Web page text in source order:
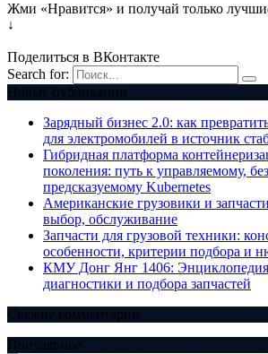
Жми «Нравится» и получай только
↓
Поделиться в ВКонтакте
Search for:
Новые публикации
Зарядный бизнес 2.0: как
для электромобилей в источник
Гибридная платформа
поколения: путь к управляемому,
предсказуемому Kubernetes
Американские грузовики и
выбор, обслуживание
Запчасти для грузовой техники:
особенности, критерии подбора и
КМУ Донг Янг 1406: Энциклопедия
диагностики и подбора запчастей
Свежие комментарии
Популярное